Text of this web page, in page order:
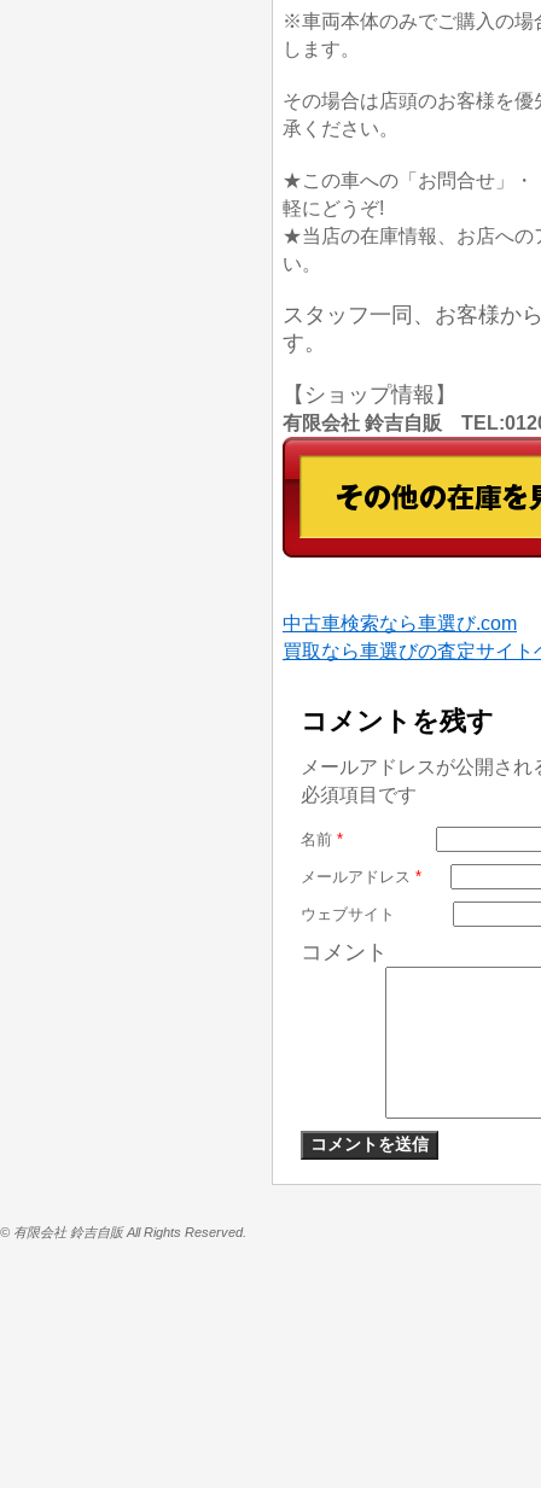
※車両本体のみでご購入の場
します。
その場合は店頭のお客様を
承ください。
★この車への「お問合せ」・
軽にどうぞ!
★当店の在庫情報、お店への
い。
スタッフ一同、お客様か
す。
【ショップ情報】
有限会社 鈴吉自販
中古車検索なら車選び.com
買取なら車選びの査定サイト
コメントを残す
メールアドレスが公開さ
必須項目です
名前 *
メールアドレス *
ウェブサイト
コメント
© 有限会社 鈴吉自販 All Rights Reserved.